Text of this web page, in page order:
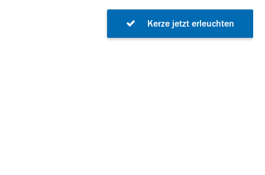
Kerze jetzt erleuchten